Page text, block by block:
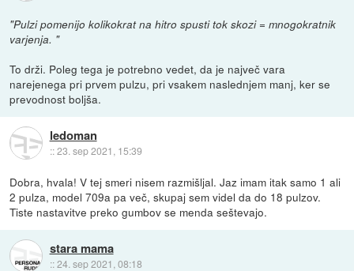
"Pulzi pomenijo kolikokrat na hitro spusti tok skozi = mnogokratnik
varjenja. "
To drži. Poleg tega je potrebno vedet, da je največ vara
narejenega pri prvem pulzu, pri vsakem naslednjem manj, ker se
prevodnost boljša.
ledoman
::23. sep 2021, 15:39
Dobra, hvala! V tej smeri nisem razmišljal. Jaz imam itak samo 1 ali
2 pulza, model 709a pa več, skupaj sem videl da do 18 pulzov.
Tiste nastavitve preko gumbov se menda seštevajo.
stara mama
::24. sep 2021, 08:18